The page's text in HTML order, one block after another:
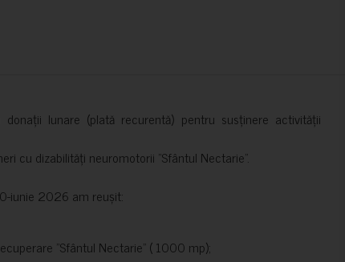
lunare (plată recurentă) pentru susținere activității
cu dizabilități neuromotorii ”Sfântul Nectarie”.
iunie 2026 am reușit:
”Sfântul Nectarie” ( 1000 mp);